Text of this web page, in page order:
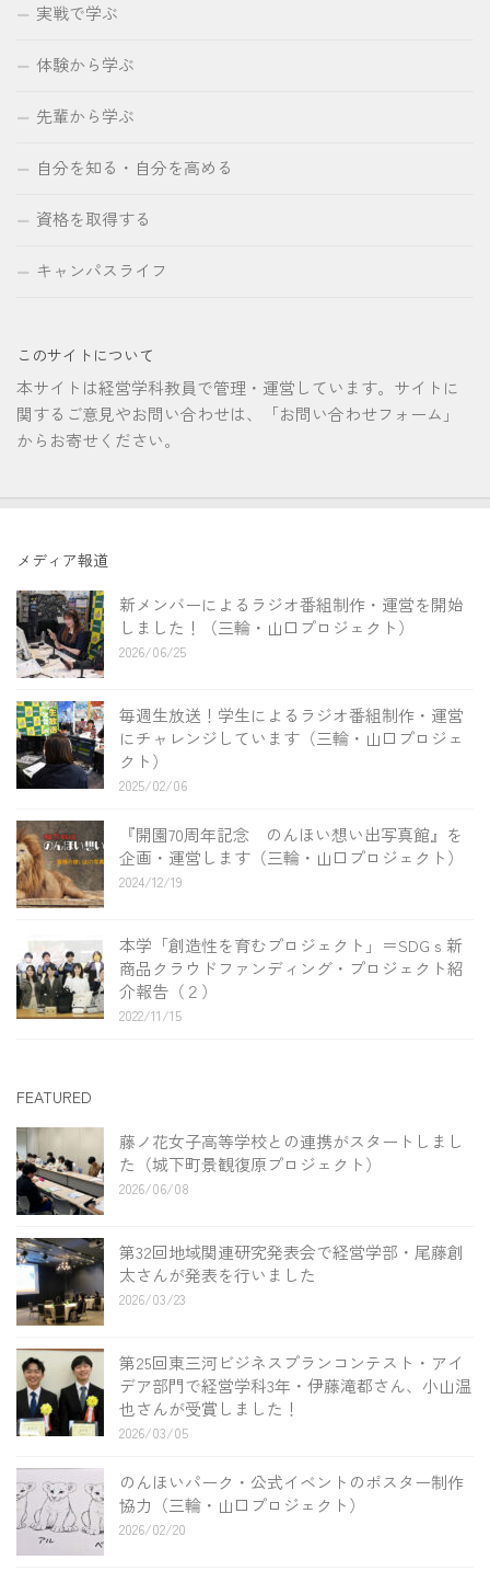
実戦で学ぶ
体験から学ぶ
先輩から学ぶ
自分を知る・自分を高める
資格を取得する
キャンパスライフ
このサイトについて
本サイトは経営学科教員で管理・運営しています。サイトに
関するご意見やお問い合わせは、「お問い合わせフォーム」
からお寄せください。
メディア報道
新メンバーによるラジオ番組制作・運営を開始
しました！（三輪・山口プロジェクト）
2026/06/25
毎週生放送！学生によるラジオ番組制作・運営
にチャレンジしています（三輪・山口プロジェ
クト）
2025/02/06
『開園70周年記念 のんほい想い出写真館』を
企画・運営します（三輪・山口プロジェクト）
2024/12/19
本学「創造性を育むプロジェクト」＝SDGｓ新
商品クラウドファンディング・プロジェクト紹
介報告（２）
2022/11/15
FEATURED
藤ノ花女子高等学校との連携がスタートしまし
た（城下町景観復原プロジェクト）
2026/06/08
第32回地域関連研究発表会で経営学部・尾藤創
太さんが発表を行いました
2026/03/23
第25回東三河ビジネスプランコンテスト・アイ
デア部門で経営学科3年・伊藤滝都さん、小山温
也さんが受賞しました！
2026/03/05
のんほいパーク・公式イベントのポスター制作
協力（三輪・山口プロジェクト）
2026/02/20